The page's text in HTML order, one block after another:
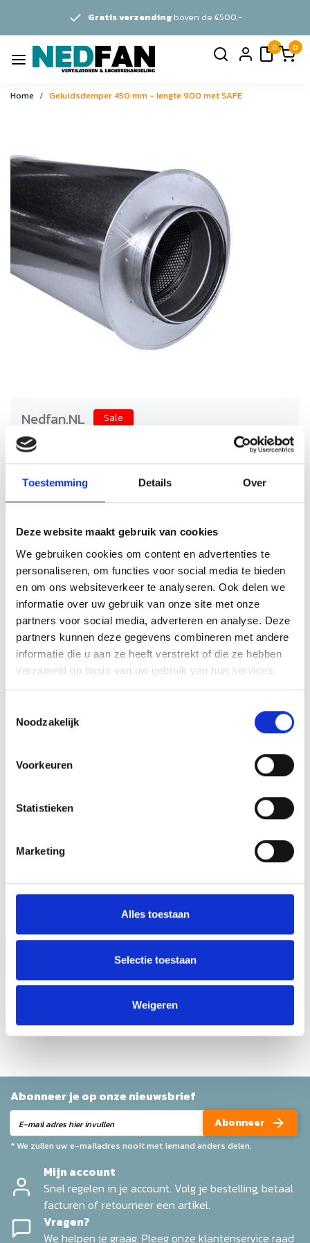
Toestemming Details Over
Deze website maakt gebruik van cookies
We gebruiken cookies om content en advertenties te
personaliseren, om functies voor social media te bieden
en om ons websiteverkeer te analyseren. Ook delen we
informatie over uw gebruik van onze site met onze
partners voor social media, adverteren en analyse. Deze
partners kunnen deze gegevens combineren met andere
informatie die u aan ze heeft verstrekt of die ze hebben
verzameld op basis van uw gebruik van hun services.
Noodzakelijk
Voorkeuren
Statistieken
Marketing
Alles toestaan
Selectie toestaan
Weigeren
Gratis verzendingboven de €500,-
0 0
Home Geluidsdemper 450 mm - lengte 900 met SAFE
Nedfan.NL Sale
Geluidsdemper 450 mm - lengte
900 met SAFE
Schrijf je eigen review
€399,29€798,58Incl. btw
Geluidsdempers van Nedfan voor horecaventilatie.
Vermindert lawaai, duurzaam en eenvoudig te monteren
voor een stille en comfortabele keuken.
Op voorraad Levertijd: 5 werkdagen
Aantal
Toevoegen aan winkelwagen
Toevoegen aan offerte
Persoonlijk
Neem contact op over dit product
Productomschrijving
Wat onze klanten zeggen
Gemiddelde van 0 review(s)
Schrijf je eigen review
Help ons en andere klanten door het schrijven van een
review
Abonneer je op onze nieuwsbrief
Abonneer
* We zullen uw e-mailadres nooit met iemand anders delen.
Mijn account
Snel regelen in je account. Volg je bestelling, betaal
facturen of retourneer een artikel.
Vragen?
We helpen je graag. Pleeg onze klantenservice raad